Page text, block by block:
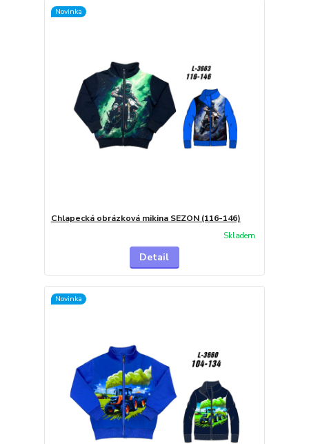
Novinka
Chlapecká obrázková mikina SEZON (116-146)
Skladem
Detail
Novinka